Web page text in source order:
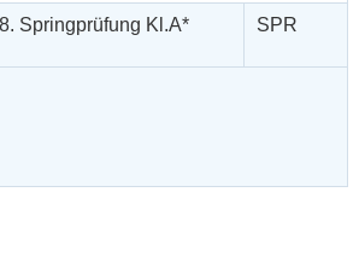
Springprüfung Kl.A* SPR